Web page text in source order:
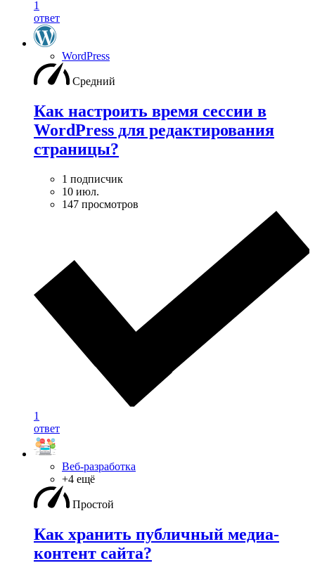
1
ответ
WordPress
Средний
Как настроить время сессии в
WordPress для редактирования
страницы?
1 подписчик
10 июл.
147 просмотров
1
ответ
Веб-разработка
+4 ещё
Простой
Как хранить публичный медиа-
контент сайта?